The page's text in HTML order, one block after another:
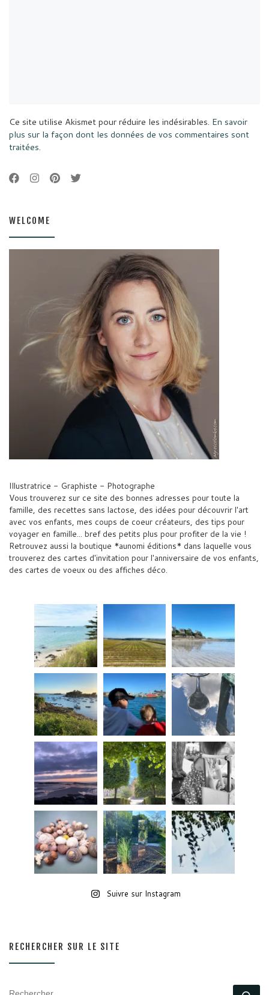
Ce site utilise Akismet pour réduire les indésirables. En savoir
plus sur la façon dont les données de vos commentaires sont
traitées.
WELCOME
Illustratrice - Graphiste - Photographe
Vous trouverez sur ce site des bonnes adresses pour toute la
famille, des recettes sans lactose, des idées pour découvrir l'art
avec vos enfants, mes coups de coeur créateurs, des tips pour
voyager en famille... bref des petits plus pour profiter de la vie !
Retrouvez aussi la boutique *aunomi éditions* dans laquelle vous
trouverez des cartes d'invitation pour l'anniversaire de vos enfants,
des cartes de voeux ou des affiches déco.
Suivre sur Instagram
RECHERCHER SUR LE SITE
RECHERCHER